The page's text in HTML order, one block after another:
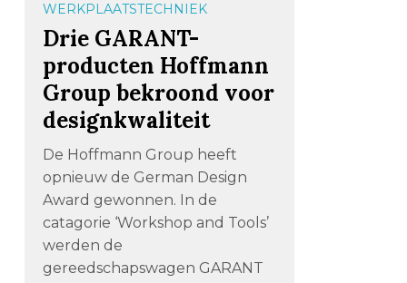
WERKPLAATSTECHNIEK
Drie GARANT-
producten Hoffmann
Group bekroond voor
designkwaliteit
De Hoffmann Group heeft
opnieuw de German Design
Award gewonnen. In de
catagorie ‘Workshop and Tools’
werden de
gereedschapswagen GARANT